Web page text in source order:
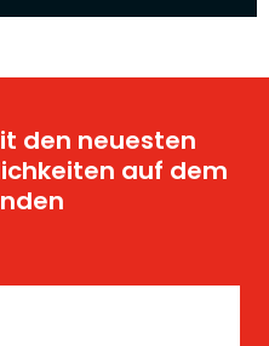
den neuesten
auf dem